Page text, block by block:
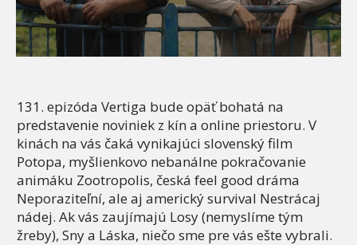
131. epizóda Vertiga bude opäť bohatá na
predstavenie noviniek z kín a online priestoru. V
kinách na vás čaká vynikajúci slovenský film
Potopa, myšlienkovo nebanálne pokračovanie
animáku Zootropolis, česká feel good dráma
Neporaziteľní, ale aj americký survival Nestrácaj
nádej. Ak vás zaujímajú Losy (nemyslíme tým
žreby), Sny a Láska, niečo sme pre vás ešte vybrali.